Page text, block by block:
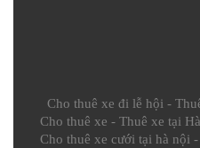
Cho thuê xe đi lễ hội -
Cho thuê xe - Thuê xe tại
Cho thuê xe cưới tại hà nội -